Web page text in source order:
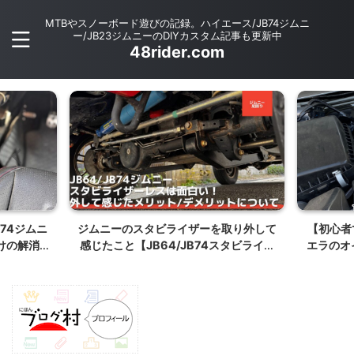
MTBやスノーボード遊びの記録。ハイエース/JB74ジムニ
ー/JB23ジムニーのDIYカスタム記事も更新中
48rider.com
ジムニ
の解消方
ジムニーのスタビライザーを取り外して
感じたこと【JB64/JB74スタビライザ
【初心
エラの